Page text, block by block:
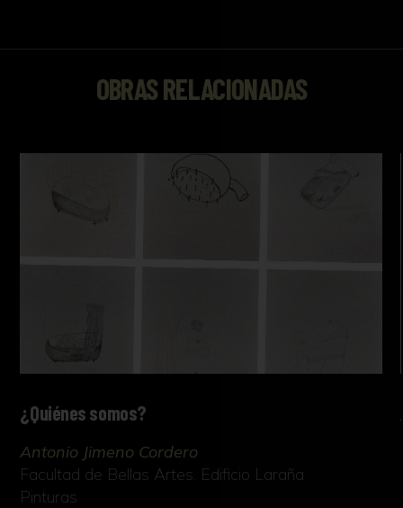
OBRAS RELACIONADAS
¿Quiénes somos?
Antonio Jimeno Cordero
Facultad de Bellas Artes. Edificio Laraña
Pinturas